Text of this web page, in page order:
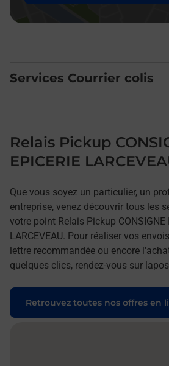
Services Courrier colis
Relais Pickup
EPICERIE
Que vous soyez un particulier, un
entreprise, venez découvrir tous les
votre point Relais Pickup CONSIGNE
LARCEVEAU. Pour réaliser vos
lettre recommandée ou encore
quelques clics, rendez-vous sur
Retrouvez toutes nos offres en